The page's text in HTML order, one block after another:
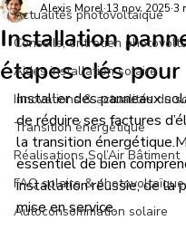
Actualités photovoltaïque
Conseils, entretien
Aides installation solaire
Innovations & actualités du
Transition énergétique
Réalisations Sol’Air Bâtiment
FAQ solaire & photovoltaïque
Autoconsommation solaire
Installation
étapes clés
Alexis Morel 13 nov. 2025 3
Installer des panneaux
de réduire ses factures
la transition
essentiel de bien
installation réussie, de la
mise en service.